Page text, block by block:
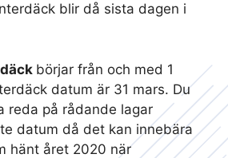
blir då sista dagen i
börjar från och med 1
datum är 31 mars. Du
reda på rådande lagar
datum då det kan innebära
hänt året 2020 när